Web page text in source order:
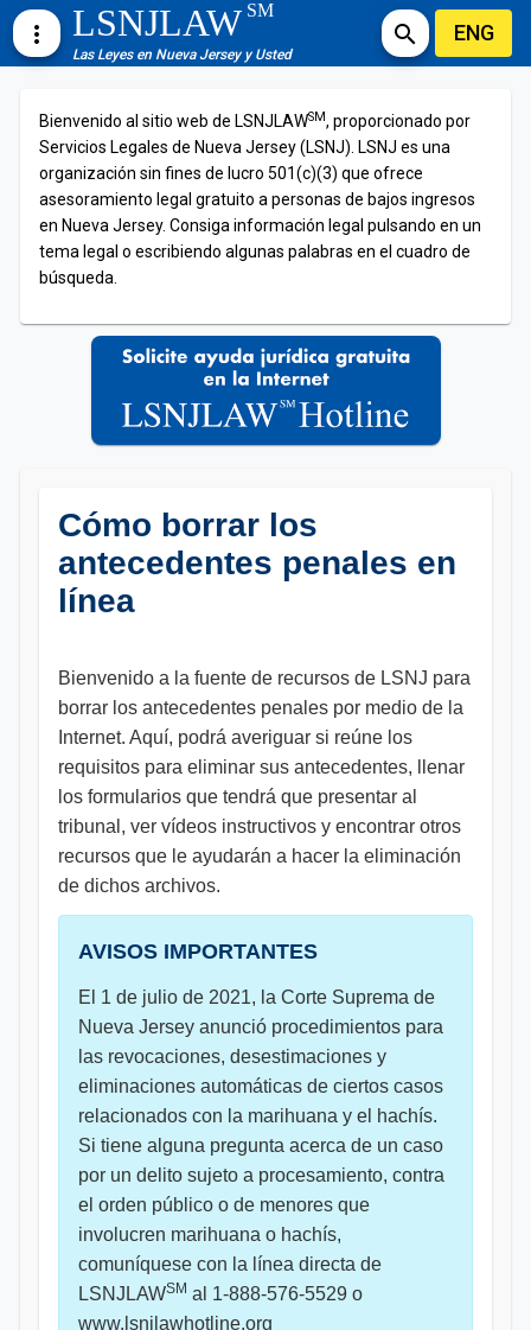
more_vert LSNJLAWSM
Las Leyes en Nueva Jersey y Usted
search ENG
Bienvenido al sitio web de LSNJLAWSM, proporcionado por
Servicios Legales de Nueva Jersey (LSNJ). LSNJ es una
organización sin fines de lucro 501(c)(3) que ofrece
asesoramiento legal gratuito a personas de bajos ingresos
en Nueva Jersey. Consiga información legal pulsando en un
tema legal o escribiendo algunas palabras en el cuadro de
búsqueda.
Cómo borrar los
antecedentes penales en
línea
Bienvenido a la fuente de recursos de LSNJ para
borrar los antecedentes penales por medio de la
Internet. Aquí, podrá averiguar si reúne los
requisitos para eliminar sus antecedentes, llenar
los formularios que tendrá que presentar al
tribunal, ver vídeos instructivos y encontrar otros
recursos que le ayudarán a hacer la eliminación
de dichos archivos.
AVISOS IMPORTANTES
El 1 de julio de 2021, la Corte Suprema de
Nueva Jersey anunció procedimientos para
las revocaciones, desestimaciones y
eliminaciones automáticas de ciertos casos
relacionados con la marihuana y el hachís.
Si tiene alguna pregunta acerca de un caso
por un delito sujeto a procesamiento, contra
el orden público o de menores que
involucren marihuana o hachís,
comuníquese con la línea directa de
LSNJLAWSM al 1-888-576-5529 o
www.lsnjlawhotline.org